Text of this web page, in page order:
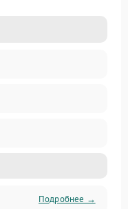
Подробнее →